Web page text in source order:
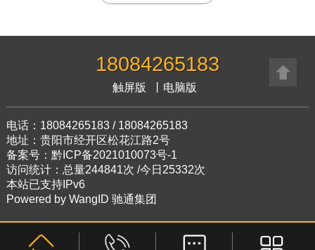
18084265183
触屏版 电脑版
电话：18084265183 / 18084265183
地址：贵阳市经开区松花江路2号
备案号：黔ICP备2021010073号-1
访问统计：总量244841次 /今日25332次
本站已支持IPv6
Powered by WangID 驰通集团